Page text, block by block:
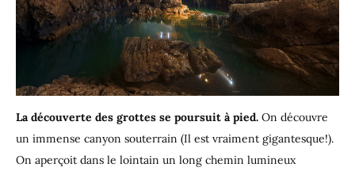
La découverte des grottes se poursuit à pied. On découvre
un immense canyon souterrain (Il est vraiment gigantesque!).
On aperçoit dans le lointain un long chemin lumineux